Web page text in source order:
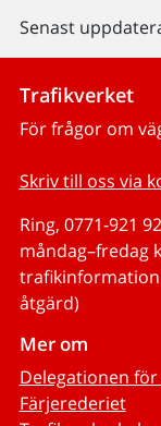
Senast
Trafikverket
För frågor om
Skriv till oss via
Ring, 0771-921
måndag–fredag
åtgärd)
Mer om
Delegationen
Färjerederiet